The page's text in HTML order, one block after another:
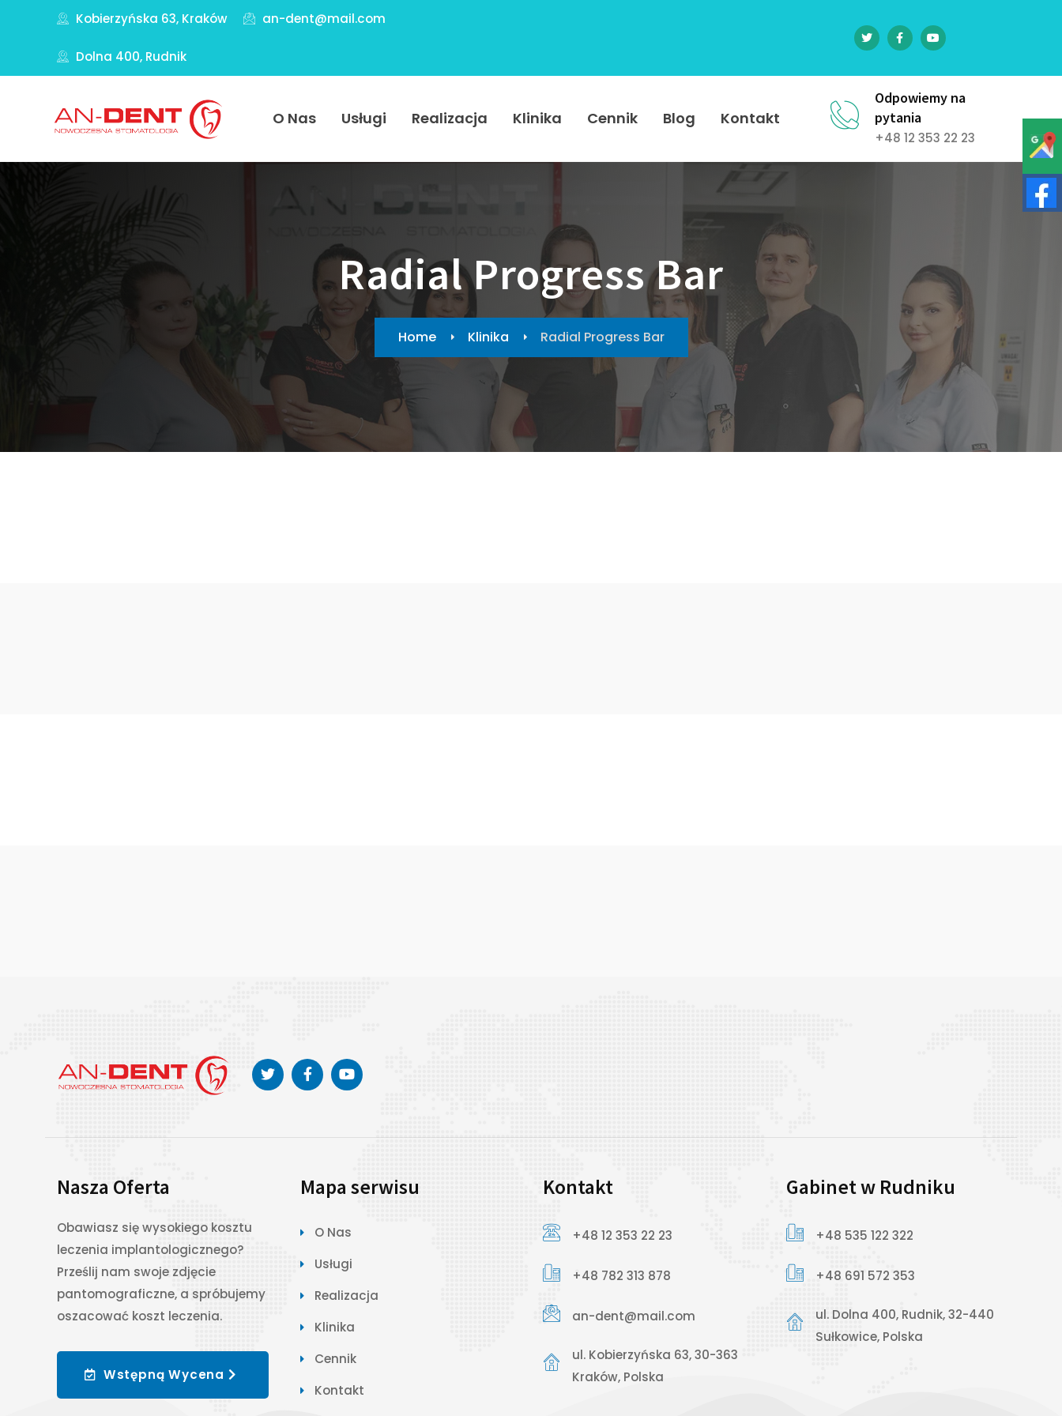
Kobierzyńska 63, Kraków an-dent@mail.com
Dolna 400, Rudnik
O Nas Usługi Realizacja Klinika Cennik Blog Kontakt
Odpowiemy na
pytania
+48 12 353 22 23
Radial Progress Bar
Home Klinika Radial Progress Bar
Nasza Oferta
Obawiasz się wysokiego kosztu
leczenia implantologicznego?
Prześlij nam swoje zdjęcie
pantomograficzne, a spróbujemy
oszacować koszt leczenia.
Wstępną Wycena
Mapa serwisu
O Nas
Usługi
Realizacja
Klinika
Cennik
Kontakt
Kontakt
+48 12 353 22 23
+48 782 313 878
an-dent@mail.com
ul. Kobierzyńska 63, 30-363
Kraków, Polska
Gabinet w Rudniku
+48 535 122 322
+48 691 572 353
ul. Dolna 400, Rudnik, 32-440
Sułkowice, Polska